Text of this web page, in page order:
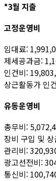
*3월 지출
고정운영비
임대료:
제세공과금:
인건비:
상근활동가 인
유동운영비
총무비:
장비 구입 및
관리비:
광고선전비:
통신비: